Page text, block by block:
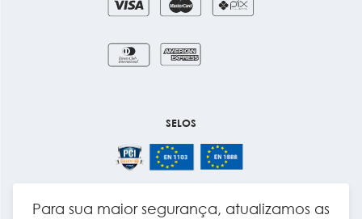
Para sua maior segurança, atualizamos as
SELOS